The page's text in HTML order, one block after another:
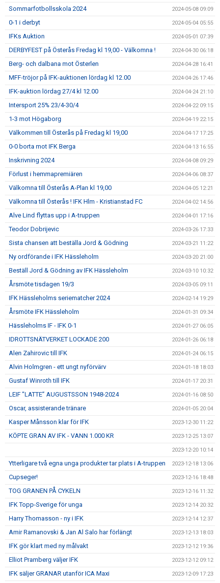
Sommarfotbollsskola 2024 2024-05-08 09:09
0-1 i derbyt 2024-05-04 05:55
IFKs Auktion 2024-05-01 07:39
DERBYFEST på Österås Fredag kl 19,00 - Välkomna ! 2024-04-30 06:18
Berg- och dalbana mot Österlen 2024-04-28 16:41
MFF-tröjor på IFK-auktionen lördag kl 12.00 2024-04-26 17:46
IFK-auktion lördag 27/4 kl 12.00 2024-04-24 21:10
Intersport 25% 23/4-30/4 2024-04-22 09:15
1-3 mot Högaborg 2024-04-19 22:15
Välkommen till Österås på Fredag kl 19,00 2024-04-17 17:25
0-0 borta mot IFK Berga 2024-04-13 16:55
Inskrivning 2024 2024-04-08 09:29
Förlust i hemmapremiären 2024-04-06 08:37
Välkomna till Österås A-Plan kl 19,00 2024-04-05 12:21
Välkomna till Österås ! IFK Hlm - Kristianstad FC 2024-04-02 14:56
Alve Lind flyttas upp i A-truppen 2024-04-01 17:16
Teodor Dobrijevic 2024-03-26 17:33
Sista chansen att beställa Jord & Gödning 2024-03-21 11:22
Ny ordförande i IFK Hässleholm 2024-03-20 21:00
Beställ Jord & Gödning av IFK Hässleholm 2024-03-10 10:32
Årsmöte tisdagen 19/3 2024-03-05 09:11
IFK Hässleholms seriematcher 2024 2024-02-14 19:29
Årsmöte IFK Hässleholm 2024-01-31 09:34
Hässleholms IF - IFK 0-1 2024-01-27 06:05
IDROTTSNÄTVERKET LOCKADE 200 2024-01-26 06:18
Alen Zahirovic till IFK 2024-01-24 06:15
Alvin Holmgren - ett ungt nyförvärv 2024-01-18 18:03
Gustaf Winroth till IFK 2024-01-17 20:31
LEIF ”LATTE” AUGUSTSSON 1948-2024 2024-01-16 08:50
Oscar, assisterande tränare 2024-01-05 20:04
Kasper Månsson klar för IFK 2023-12-30 11:22
KÖPTE GRAN AV IFK - VANN 1.000 KR 2023-12-25 13:07
2023-12-20 10:14
Ytterligare två egna unga produkter tar plats i A-truppen 2023-12-18 13:06
Cupseger! 2023-12-16 18:48
TOG GRANEN PÅ CYKELN 2023-12-16 11:32
IFK Topp-Sverige för unga 2023-12-14 20:32
Harry Thomasson - ny i IFK 2023-12-14 12:37
Amir Ramanovski & Jan Al Salo har förlängt 2023-12-13 18:03
IFK gör klart med ny målvakt 2023-12-12 19:36
Elliot Pramberg väljer IFK 2023-12-12 09:12
IFK säljer GRANAR utanför ICA Maxi 2023-12-09 17:23